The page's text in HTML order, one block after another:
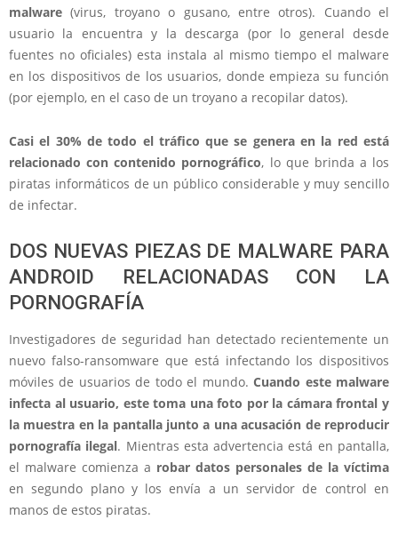
malware (virus, troyano o gusano, entre otros). Cuando el
usuario la encuentra y la descarga (por lo general desde
fuentes no oficiales) esta instala al mismo tiempo el malware
en los dispositivos de los usuarios, donde empieza su función
(por ejemplo, en el caso de un troyano a recopilar datos).
Casi el 30% de todo el tráfico que se genera en la red está
relacionado con contenido pornográfico, lo que brinda a los
piratas informáticos de un público considerable y muy sencillo
de infectar.
DOS NUEVAS PIEZAS DE MALWARE PARA
ANDROID RELACIONADAS CON LA
PORNOGRAFÍA
Investigadores de seguridad han detectado recientemente un
nuevo falso-ransomware que está infectando los dispositivos
móviles de usuarios de todo el mundo.Cuando este malware
infecta al usuario, este toma una foto por la cámara frontal y
la muestra en la pantalla junto a una acusación de reproducir
pornografía ilegal. Mientras esta advertencia está en pantalla,
el malware comienza a robar datos personales de la víctima
en segundo plano y los envía a un servidor de control en
manos de estos piratas.